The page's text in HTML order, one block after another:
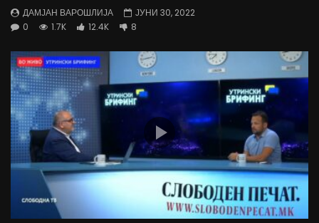
ДАМЈАН ВАРОШЛИЈА
ЈУНИ 30, 2022
0
1.7K 12.4K 8